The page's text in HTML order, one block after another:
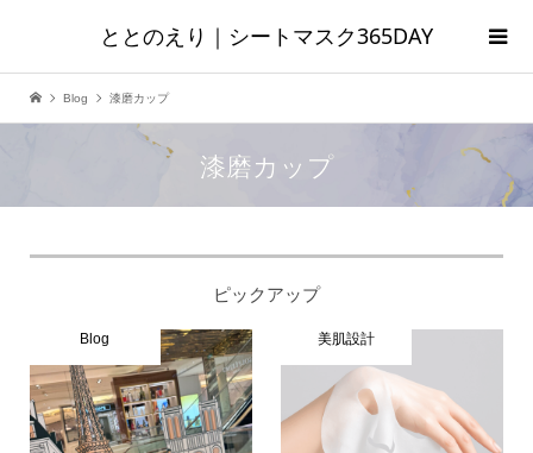
ととのえり｜シートマスク365DAY
Blog 漆磨カップ
漆磨カップ
ピックアップ
Blog 美肌設計